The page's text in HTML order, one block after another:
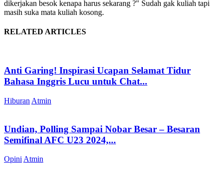
dikerjakan besok kenapa harus sekarang ?" Sudah gak kuliah tapi
masih suka mata kuliah kosong.
RELATED ARTICLES
Anti Garing! Inspirasi Ucapan Selamat Tidur
Bahasa Inggris Lucu untuk Chat...
Hiburan Atmin
Undian, Polling Sampai Nobar Besar – Besaran
Semifinal AFC U23 2024,...
Opini Atmin